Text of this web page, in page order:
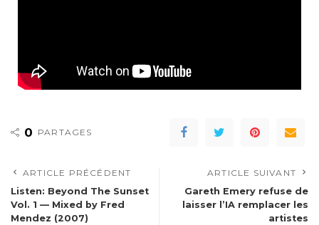
0 PARTAGES
ARTICLE PRÉCÉDENT
Listen: Beyond The Sunset
Vol. 1 — Mixed by Fred
Mendez (2007)
ARTICLE SUIVANT
Gareth Emery refuse de
laisser l’IA remplacer les
artistes